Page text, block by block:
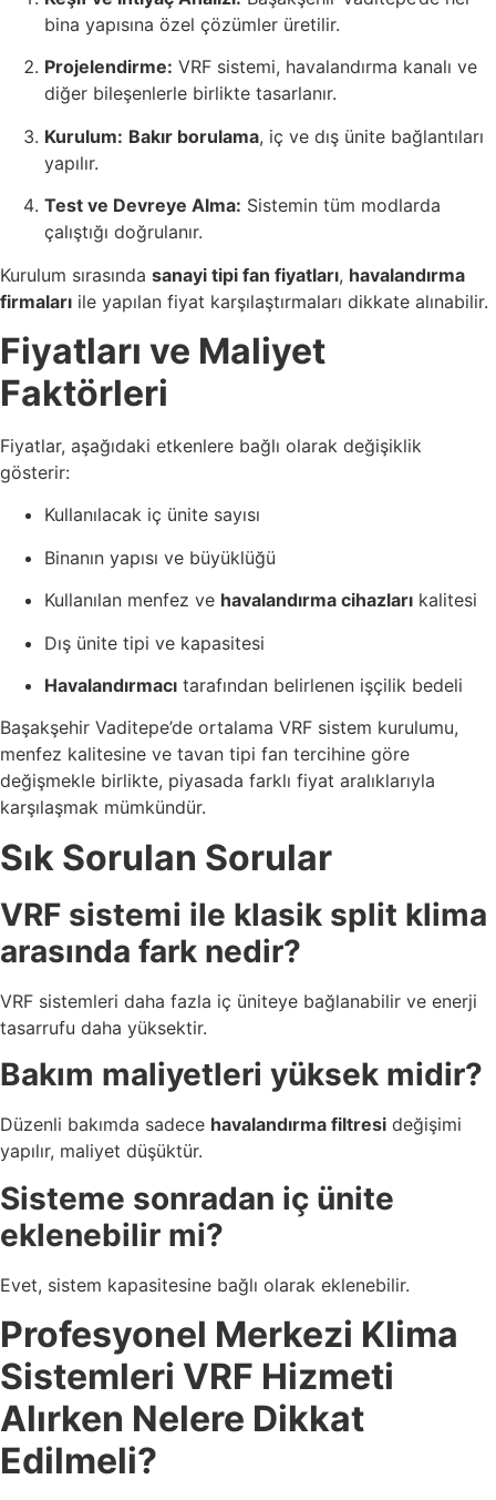
bina yapısına özel çözümler üretilir.
Projelendirme: VRF sistemi, havalandırma kanalı ve
diğer bileşenlerle birlikte tasarlanır.
Kurulum: Bakır borulama, iç ve dış ünite bağlantıları
yapılır.
Test ve Devreye Alma: Sistemin tüm modlarda
çalıştığı doğrulanır.
Kurulum sırasında sanayi tipi fan fiyatları, havalandırma
firmaları ile yapılan fiyat karşılaştırmaları dikkate alınabilir.
Fiyatları ve Maliyet
Faktörleri
Fiyatlar, aşağıdaki etkenlere bağlı olarak değişiklik
gösterir:
Kullanılacak iç ünite sayısı
Binanın yapısı ve büyüklüğü
Kullanılan menfez ve havalandırma cihazları kalitesi
Dış ünite tipi ve kapasitesi
Havalandırmacı tarafından belirlenen işçilik bedeli
Başakşehir Vaditepe’de ortalama VRF sistem kurulumu,
menfez kalitesine ve tavan tipi fan tercihine göre
değişmekle birlikte, piyasada farklı fiyat aralıklarıyla
karşılaşmak mümkündür.
Sık Sorulan Sorular
VRF sistemi ile klasik split klima
arasında fark nedir?
VRF sistemleri daha fazla iç üniteye bağlanabilir ve enerji
tasarrufu daha yüksektir.
Bakım maliyetleri yüksek midir?
Düzenli bakımda sadece havalandırma filtresi değişimi
yapılır, maliyet düşüktür.
Sisteme sonradan iç ünite
eklenebilir mi?
Evet, sistem kapasitesine bağlı olarak eklenebilir.
Profesyonel Merkezi Klima
Sistemleri VRF Hizmeti
Alırken Nelere Dikkat
Edilmeli?